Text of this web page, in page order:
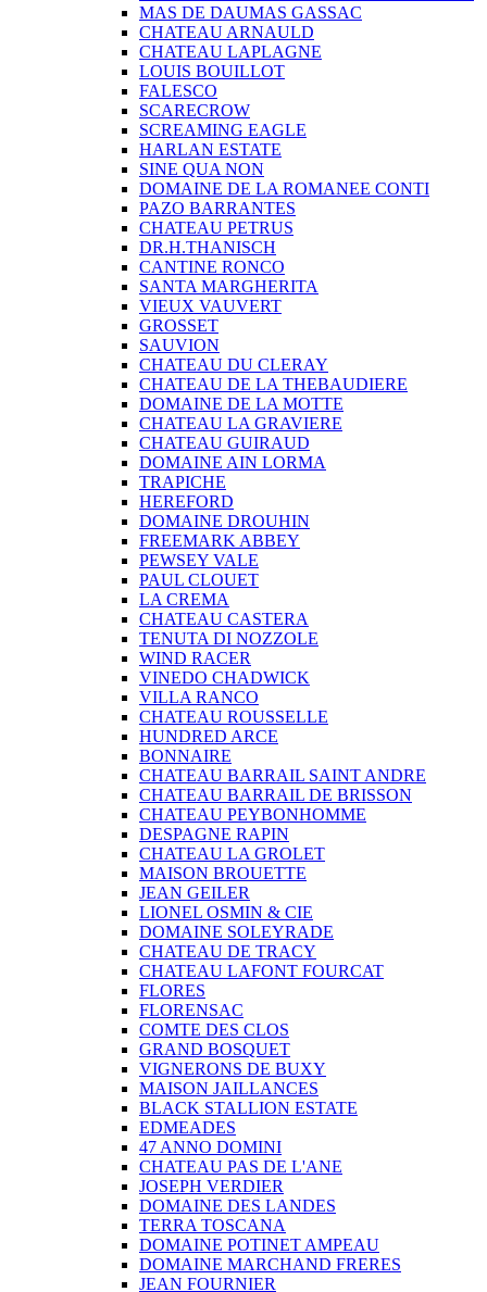
MAS DE DAUMAS GASSAC
CHATEAU ARNAULD
CHATEAU LAPLAGNE
LOUIS BOUILLOT
FALESCO
SCARECROW
SCREAMING EAGLE
HARLAN ESTATE
SINE QUA NON
DOMAINE DE LA ROMANEE CONTI
PAZO BARRANTES
CHATEAU PETRUS
DR.H.THANISCH
CANTINE RONCO
SANTA MARGHERITA
VIEUX VAUVERT
GROSSET
SAUVION
CHATEAU DU CLERAY
CHATEAU DE LA THEBAUDIERE
DOMAINE DE LA MOTTE
CHATEAU LA GRAVIERE
CHATEAU GUIRAUD
DOMAINE AIN LORMA
TRAPICHE
HEREFORD
DOMAINE DROUHIN
FREEMARK ABBEY
PEWSEY VALE
PAUL CLOUET
LA CREMA
CHATEAU CASTERA
TENUTA DI NOZZOLE
WIND RACER
VINEDO CHADWICK
VILLA RANCO
CHATEAU ROUSSELLE
HUNDRED ARCE
BONNAIRE
CHATEAU BARRAIL SAINT ANDRE
CHATEAU BARRAIL DE BRISSON
CHATEAU PEYBONHOMME
DESPAGNE RAPIN
CHATEAU LA GROLET
MAISON BROUETTE
JEAN GEILER
LIONEL OSMIN & CIE
DOMAINE SOLEYRADE
CHATEAU DE TRACY
CHATEAU LAFONT FOURCAT
FLORES
FLORENSAC
COMTE DES CLOS
GRAND BOSQUET
VIGNERONS DE BUXY
MAISON JAILLANCES
BLACK STALLION ESTATE
EDMEADES
47 ANNO DOMINI
CHATEAU PAS DE L'ANE
JOSEPH VERDIER
DOMAINE DES LANDES
TERRA TOSCANA
DOMAINE POTINET AMPEAU
DOMAINE MARCHAND FRERES
JEAN FOURNIER